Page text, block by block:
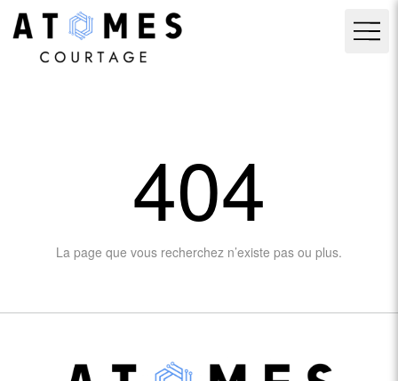
404
La page que vous recherchez n’existe pas ou plus.